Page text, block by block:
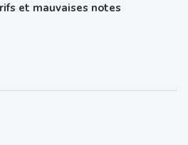
et mauvaises notes